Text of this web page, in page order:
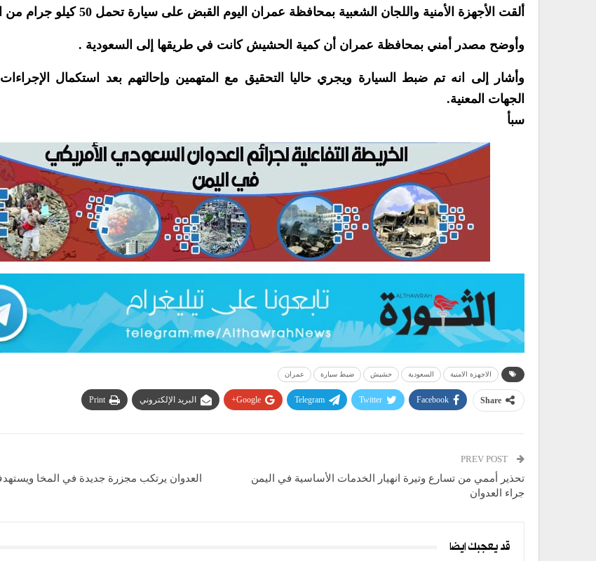
ألقت الأجهزة الأمنية واللجان الشعبية بمحافظة عمران اليوم القبض على سيارة تحمل 50 كيلو جرام من الحشيش.
وأوضح مصدر أمني بمحافظة عمران أن كمية الحشيش كانت في طريقها إلى السعودية .
وأشار إلى انه تم ضبط السيارة ويجري حاليا التحقيق مع المتهمين وإحالتهم بعد استكمال الإجراءات
الجهات المعنية.
سبأ
الاجهزة الامنية السعودية حشيش ضيط سيارة عمران
Share
Facebook
Twitter
Telegram
Google+ البريد الإلكتروني Print
تحذير أممي من تسارع وتيرة انهيار الخدمات الأساسية في اليمن
جراء العدوان
العدوان يرتكب مجزرة جديدة في المخا
قد يعجبك ايضا